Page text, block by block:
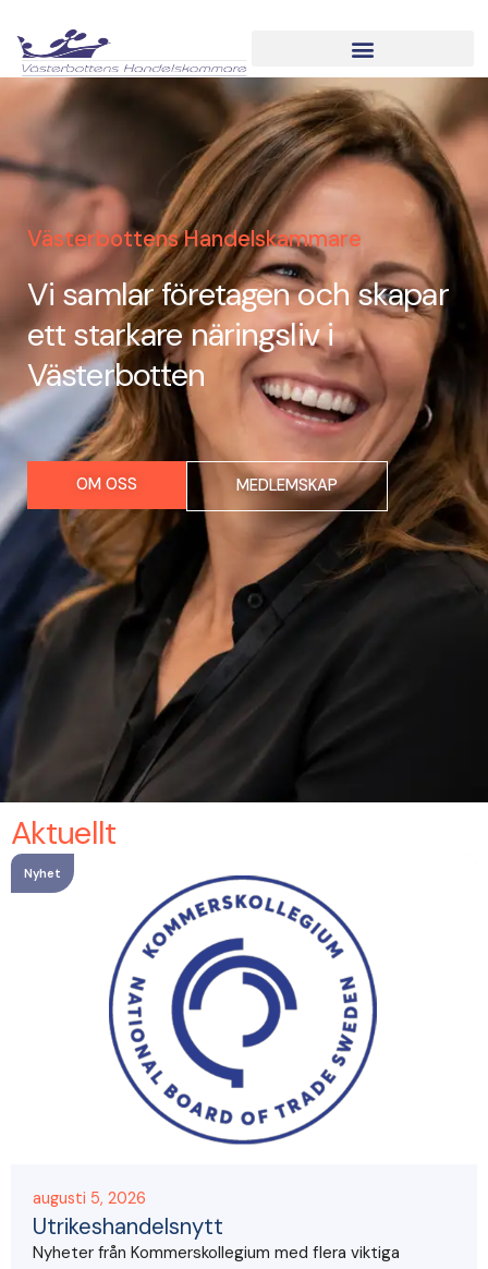
innehåll
Västerbottens Handelskammare
Vi samlar företagen och skapar
ett starkare näringsliv i
Västerbotten
OM OSS MEDLEMSKAP
Aktuellt
Nyhet
augusti 5, 2026
Utrikeshandelsnytt
Nyheter från Kommerskollegium med flera viktiga